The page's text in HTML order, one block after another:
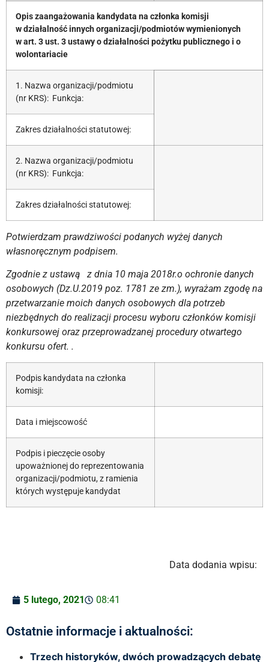
Opis zaangażowania kandydata na członka komisji
w działalność innych organizacji/podmiotów wymienionych
w art. 3 ust. 3 ustawy o działalności pożytku publicznego i o
wolontariacie
1. Nazwa organizacji/podmiotu
(nr KRS): Funkcja:
Zakres działalności statutowej:
2. Nazwa organizacji/podmiotu
(nr KRS): Funkcja:
Zakres działalności statutowej:
Potwierdzam prawdziwości podanych wyżej danych
własnoręcznym podpisem.
Zgodnie z ustawą z dnia 10 maja 2018r.o ochronie danych
osobowych (Dz.U.2019 poz. 1781 ze zm.), wyrażam zgodę na
przetwarzanie moich danych osobowych dla potrzeb
niezbędnych do realizacji procesu wyboru członków komisji
konkursowej oraz przeprowadzanej procedury otwartego
konkursu ofert. .
Podpis kandydata na członka
komisji:
Data i miejscowość
Podpis i pieczęcie osoby
upoważnionej do reprezentowania
organizacji/podmiotu, z ramienia
których występuje kandydat
Data dodania wpisu:
5 lutego, 2021 08:41
Ostatnie informacje i aktualności:
Trzech historyków, dwóch prowadzących debatę